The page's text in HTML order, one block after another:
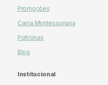
Promoções
Cama Montessoriana
Poltronas
Blog
Institucional